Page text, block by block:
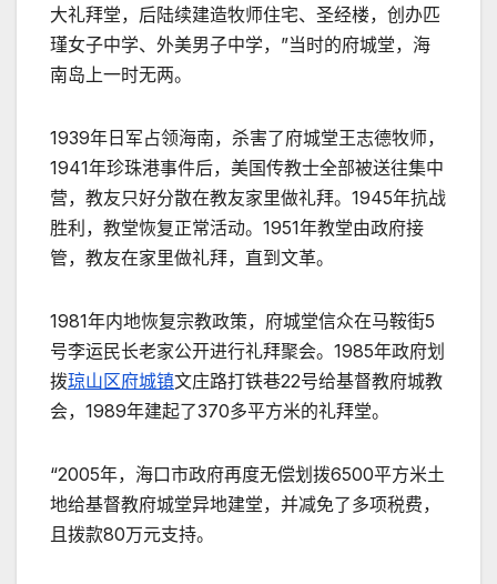
大礼拜堂，后陆续建造牧师住宅、圣经楼，创办匹
瑾女子中学、外美男子中学，”当时的府城堂，海
南岛上一时无两。
1939年日军占领海南，杀害了府城堂王志德牧师，
1941年珍珠港事件后，美国传教士全部被送往集中
营，教友只好分散在教友家里做礼拜。1945年抗战
胜利，教堂恢复正常活动。1951年教堂由政府接
管，教友在家里做礼拜，直到文革。
1981年内地恢复宗教政策，府城堂信众在马鞍街5
号李运民长老家公开进行礼拜聚会。1985年政府划
拨琼山区府城镇文庄路打铁巷22号给基督教府城教
会，1989年建起了370多平方米的礼拜堂。
“2005年，海口市政府再度无偿划拨6500平方米土
地给基督教府城堂异地建堂，并减免了多项税费，
且拨款80万元支持。